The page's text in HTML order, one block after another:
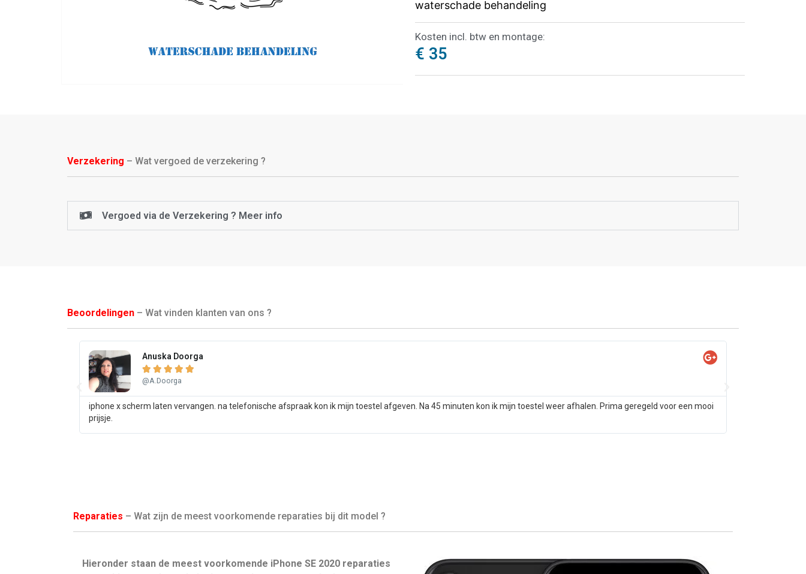
waterschade behandeling
Kosten incl. btw en montage:
€ 35
Verzekering – Wat vergoed de verzekering ?
Vergoed via de Verzekering ? Meer info
Beoordelingen – Wat vinden klanten van ons ?
Anuska Doorga
    
@A.Doorga
iphone x scherm laten vervangen. na telefonische afspraak kon ik mijn toestel afgeven. Na 45 minuten kon ik mijn toestel weer afhalen. Prima geregeld voor een mooi
prijsje.
Reparaties – Wat zijn de meest voorkomende reparaties bij dit model ?
Hieronder staan de meest voorkomende iPhone SE 2020 reparaties